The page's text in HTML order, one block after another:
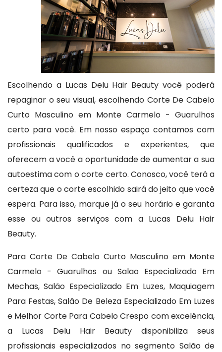
Escolhendo a Lucas Delu Hair Beauty você poderá
repaginar o seu visual, escolhendo Corte De Cabelo
Curto Masculino em Monte Carmelo - Guarulhos
certo para você. Em nosso espaço contamos com
profissionais qualificados e experientes, que
oferecem a você a oportunidade de aumentar a sua
autoestima com o corte certo. Conosco, você terá a
certeza que o corte escolhido sairá do jeito que você
espera. Para isso, marque já o seu horário e garanta
esse ou outros serviços com a Lucas Delu Hair
Beauty.
Para Corte De Cabelo Curto Masculino em Monte
Carmelo - Guarulhos ou Salao Especializado Em
Mechas, Salão Especializado Em Luzes, Maquiagem
Para Festas, Salão De Beleza Especializado Em Luzes
e Melhor Corte Para Cabelo Crespo com excelência,
a Lucas Delu Hair Beauty disponibiliza seus
profissionais especializados no segmento Salão de